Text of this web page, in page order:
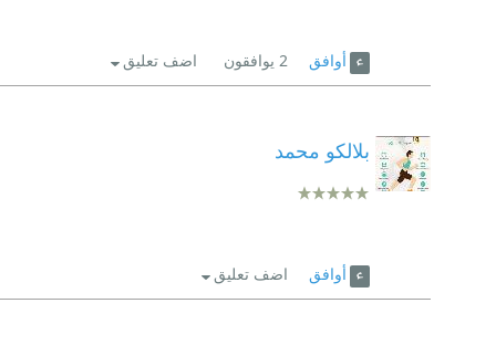
أوافق 2 يوافقون اضف تعليق
بلالكو محمد
أوافق اضف تعليق